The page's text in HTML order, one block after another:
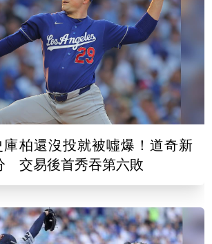
庫柏還沒投就被噓爆！道奇新
交易後首秀吞第六敗